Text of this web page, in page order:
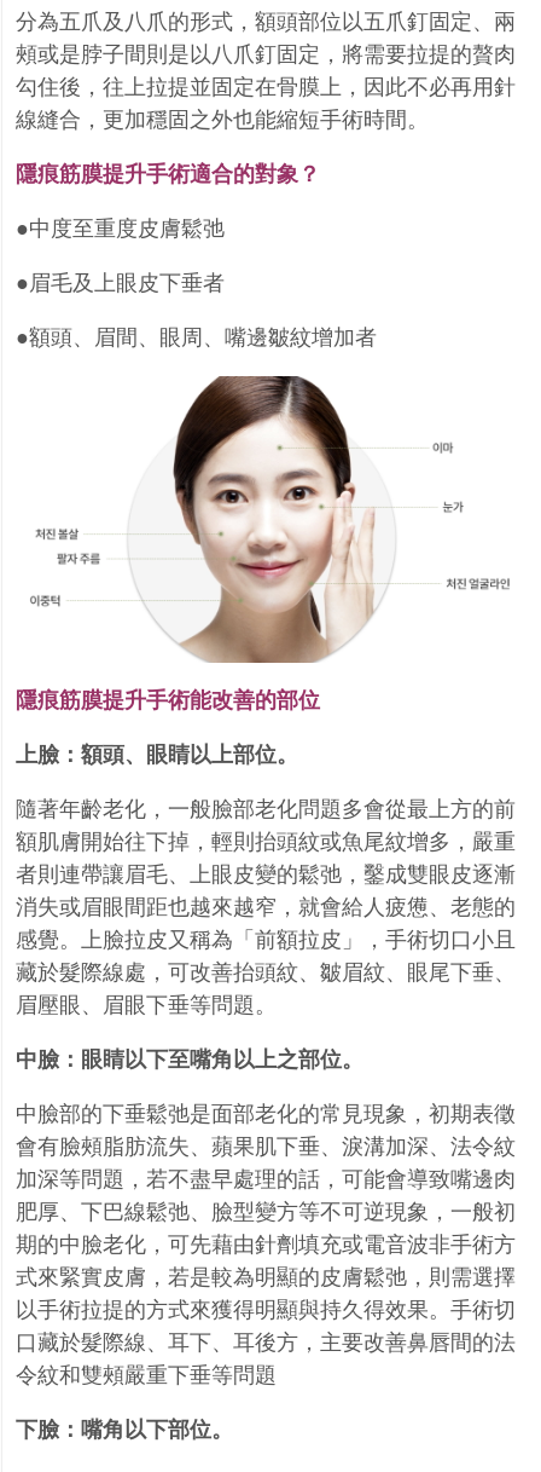
分為五爪及八爪的形式，額頭部位以五爪釘固定、兩
頰或是脖子間則是以八爪釘固定，將需要拉提的贅肉
勾住後，往上拉提並固定在骨膜上，因此不必再用針
線縫合，更加穩固之外也能縮短手術時間。
隱痕筋膜提升手術適合的對象？
●中度至重度皮膚鬆弛
●眉毛及上眼皮下垂者
●額頭、眉間、眼周、嘴邊皺紋增加者
隱痕筋膜提升手術能改善的部位
上臉：額頭、眼睛以上部位。
隨著年齡老化，一般臉部老化問題多會從最上方的前
額肌膚開始往下掉，輕則抬頭紋或魚尾紋增多，嚴重
者則連帶讓眉毛、上眼皮變的鬆弛，鑿成雙眼皮逐漸
消失或眉眼間距也越來越窄，就會給人疲憊、老態的
感覺。上臉拉皮又稱為「前額拉皮」，手術切口小且
藏於髮際線處，可改善抬頭紋、皺眉紋、眼尾下垂、
眉壓眼、眉眼下垂等問題。
中臉：眼睛以下至嘴角以上之部位。
中臉部的下垂鬆弛是面部老化的常見現象，初期表徵
會有臉頰脂肪流失、蘋果肌下垂、淚溝加深、法令紋
加深等問題，若不盡早處理的話，可能會導致嘴邊肉
肥厚、下巴線鬆弛、臉型變方等不可逆現象，一般初
期的中臉老化，可先藉由針劑填充或電音波非手術方
式來緊實皮膚，若是較為明顯的皮膚鬆弛，則需選擇
以手術拉提的方式來獲得明顯與持久得效果。手術切
口藏於髮際線、耳下、耳後方，主要改善鼻唇間的法
令紋和雙頰嚴重下垂等問題
下臉：嘴角以下部位。